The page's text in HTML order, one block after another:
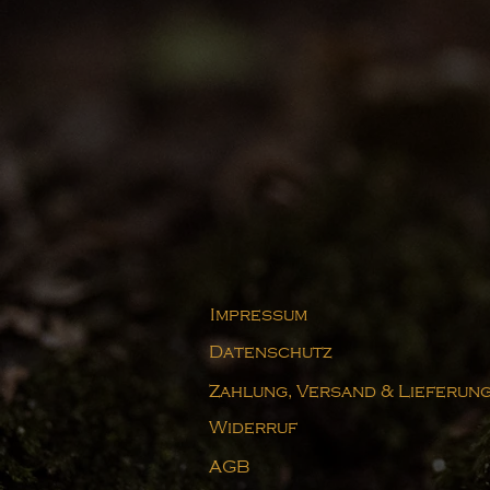
Impressum
Datenschutz
Zahlung, Versand &
Widerruf
AGB